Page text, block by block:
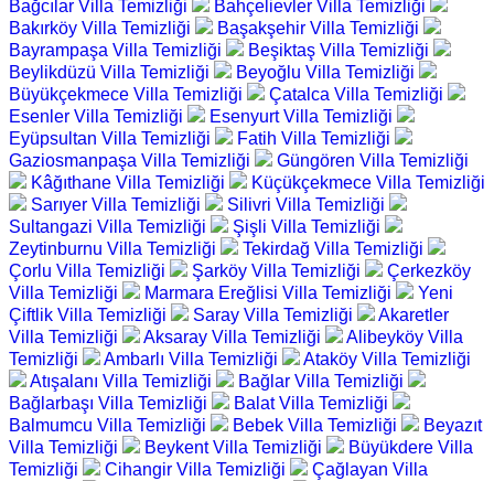
Bağcılar Villa Temizliği
Bahçelievler Villa Temizliği
Bakırköy Villa Temizliği
Başakşehir Villa Temizliği
Bayrampaşa Villa Temizliği
Beşiktaş Villa Temizliği
Beylikdüzü Villa Temizliği
Beyoğlu Villa Temizliği
Büyükçekmece Villa Temizliği
Çatalca Villa Temizliği
Esenler Villa Temizliği
Esenyurt Villa Temizliği
Eyüpsultan Villa Temizliği
Fatih Villa Temizliği
Gaziosmanpaşa Villa Temizliği
Güngören Villa Temizliği
Kâğıthane Villa Temizliği
Küçükçekmece Villa Temizliği
Sarıyer Villa Temizliği
Silivri Villa Temizliği
Sultangazi Villa Temizliği
Şişli Villa Temizliği
Zeytinburnu Villa Temizliği
Tekirdağ Villa Temizliği
Çorlu Villa Temizliği
Şarköy Villa Temizliği
Çerkezköy
Villa Temizliği
Marmara Ereğlisi Villa Temizliği
Yeni
Çiftlik Villa Temizliği
Saray Villa Temizliği
Akaretler
Villa Temizliği
Aksaray Villa Temizliği
Alibeyköy Villa
Temizliği
Ambarlı Villa Temizliği
Ataköy Villa Temizliği
Atışalanı Villa Temizliği
Bağlar Villa Temizliği
Bağlarbaşı Villa Temizliği
Balat Villa Temizliği
Balmumcu Villa Temizliği
Bebek Villa Temizliği
Beyazıt
Villa Temizliği
Beykent Villa Temizliği
Büyükdere Villa
Temizliği
Cihangir Villa Temizliği
Çağlayan Villa